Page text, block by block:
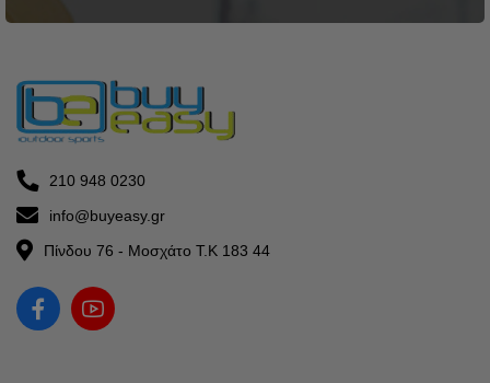
210 948 0230
info@buyeasy.gr
Πίνδου 76 - Μοσχάτο Τ.Κ 183 44